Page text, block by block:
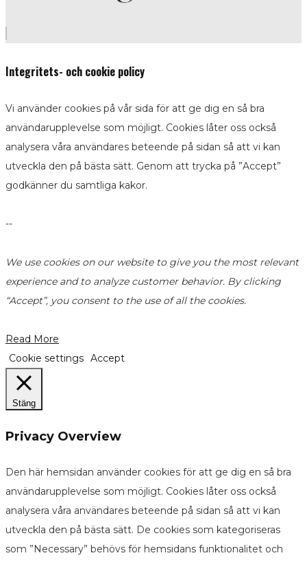
Integritets- och cookie policy
Vi använder cookies på vår sida för att ge dig en så bra
användarupplevelse som möjligt. Cookies låter oss också
analysera våra användares beteende på sidan så att vi kan
utveckla den på bästa sätt. Genom att trycka på ”Accept”
godkänner du samtliga kakor.
--
We use cookies on our website to give you the most relevant
experience and to analyze customer behavior. By clicking
“Accept”, you consent to the use of all the cookies.
Read More
Cookie settings Accept
Stäng
Privacy Overview
Den här hemsidan använder cookies för att ge dig en så bra
användarupplevelse som möjligt. Cookies låter oss också
analysera våra användares beteende på sidan så att vi kan
utveckla den på bästa sätt. De cookies som kategoriseras
som ”Necessary” behövs för hemsidans funktionalitet och